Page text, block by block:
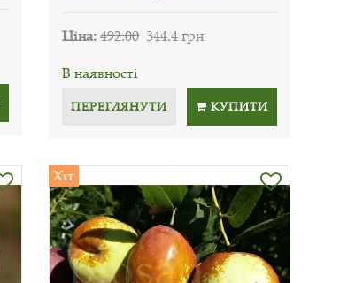
Ціна:492.00 344.4 грн
В наявності
ПЕРЕГЛЯНУТИ КУПИТИ
Хіт